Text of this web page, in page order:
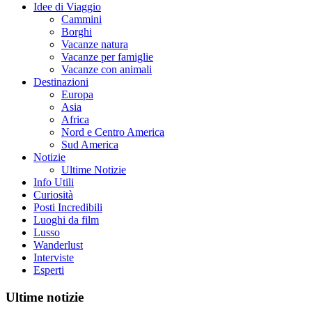
Idee di Viaggio
Cammini
Borghi
Vacanze natura
Vacanze per famiglie
Vacanze con animali
Destinazioni
Europa
Asia
Africa
Nord e Centro America
Sud America
Notizie
Ultime Notizie
Info Utili
Curiosità
Posti Incredibili
Luoghi da film
Lusso
Wanderlust
Interviste
Esperti
Ultime notizie